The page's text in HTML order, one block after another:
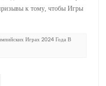
к тому, чтобы Игры
обязательство не
мероприятие, но и
и энергии во
инфраструктурой и
решения:В основе
Играх 2024 Года В